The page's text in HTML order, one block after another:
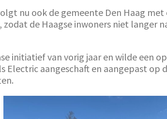
nu ook de gemeente Den Haag
de Haagse inwoners niet langer
initiatief van vorig jaar en wilde een
Electric aangeschaft en aangepast